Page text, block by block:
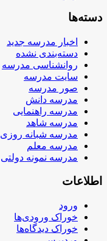
دسته‌ها
اخبار مدرسه جدید
دسته‌بندی نشده
روانشناسی مدرسه
سایت مدرسه
صور مدرسه
مدرسه دانش
مدرسه راهنمایی
مدرسه شاهد
مدرسه شبانه روزی
مدرسه معلم
مدرسه نمونه دولتی
اطلاعات
ورود
خوراک ورودی‌ها
خوراک دیدگاه‌ها